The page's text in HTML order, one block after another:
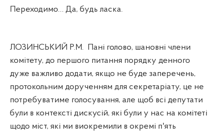
Переходимо… Да, будь ласка.
ЛОЗИНСЬКИЙ Р.М.
Пані голово, шановні члени
комітету, до першого питання порядку денного
дуже важливо додати, якщо не буде заперечень,
протокольним дорученням для секретаріату, це не
потребуватиме голосування, але щоб всі депутати
були в контексті дискусій, які були у нас на комітеті
щодо міст, які ми виокремили в окремі п'ять